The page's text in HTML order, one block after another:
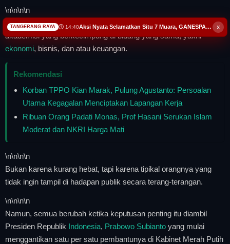
\n\n\n\n
Namanya bahkan kalah jauh jika dibandingkan beberapa figur
akademisi yang berkecimpung di bidang yang sama, yakni
ekonomi, bisnis, dan atau keuangan.
Rekomendasi
Korban TPPO Kian Marak, Pulung Agustanto: Persoalan
Utama Kegagalan Menciptakan Lapangan Kerja
Ribuan Orang Padati Monas, Prof Hasani Serukan Islam
Moderat dan NKRI Harga Mati
\n\n\n\n
Bukan karena kurang hebat, tapi karena tipikal orangnya yang
tidak ingin tampil di hadapan publik secara terang-terangan.
\n\n\n\n
Namun, semua berubah ketika keputusan penting itu diambil
Presiden Republik Indonesia, Prabowo Subianto yang mulai
menggantikan satu per satu pembantunya di Kabinet Merah Putih
x
TANGERANG RAYA 14:40 Aksi Nyata Selamatkan Situ 7 Muara, GANESPA Libatkan Karang Taruna dan Komunitas